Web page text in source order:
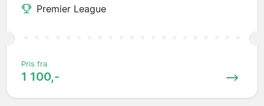
Premier League
Pris fra
1 100,-